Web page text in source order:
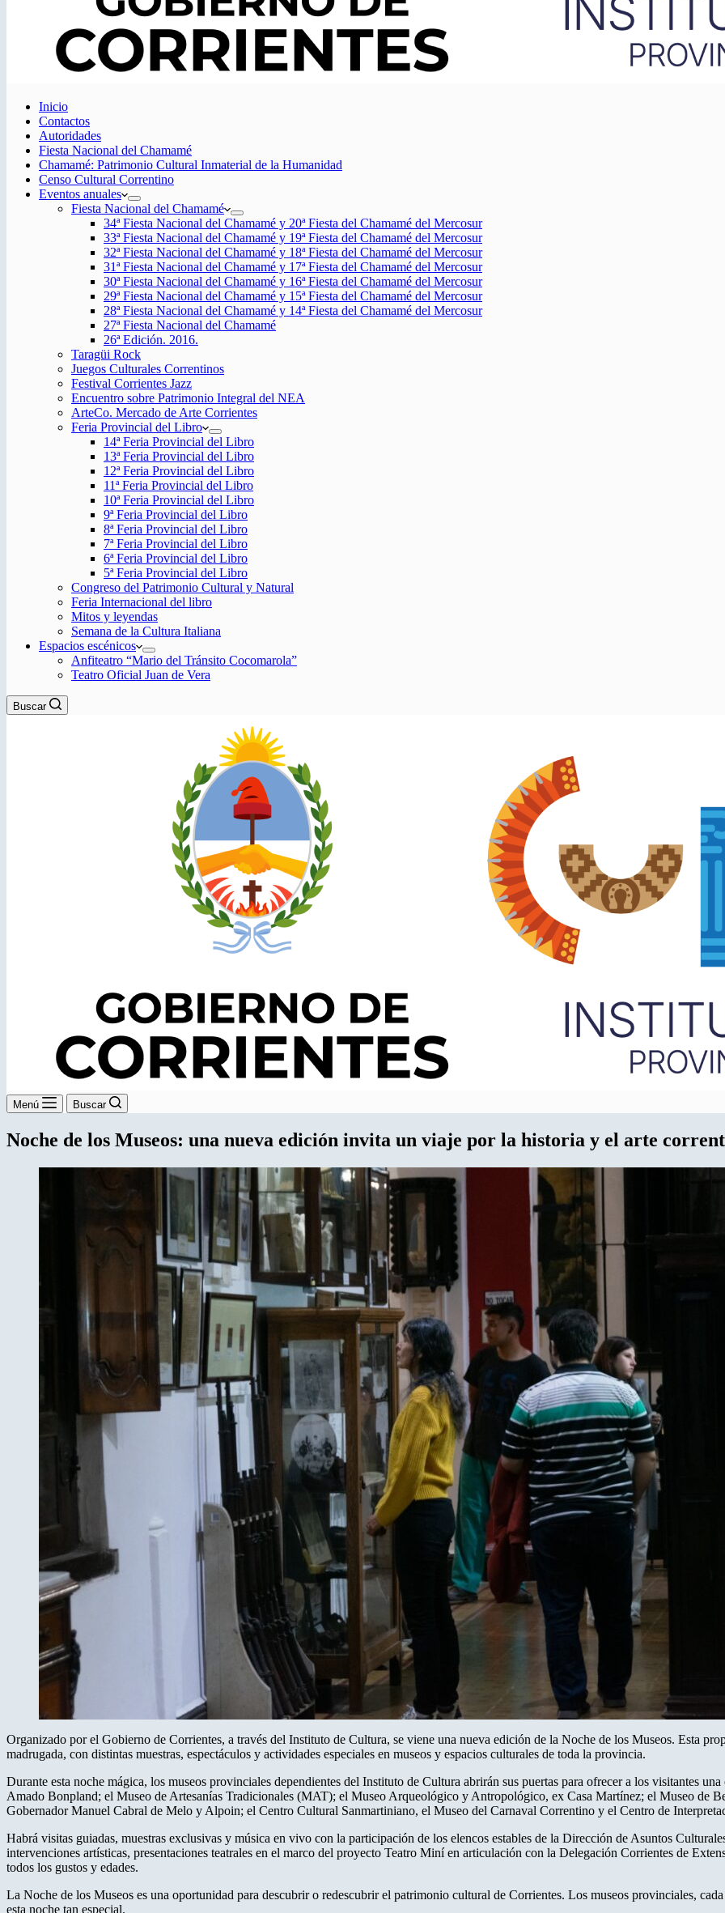
Inicio
Contactos
Autoridades
Fiesta Nacional del Chamamé
Chamamé: Patrimonio Cultural Inmaterial de la Humanidad
Censo Cultural Correntino
Eventos anuales
Fiesta Nacional del Chamamé
34ª Fiesta Nacional del Chamamé y 20ª Fiesta del Chamamé del Mercosur
33ª Fiesta Nacional del Chamamé y 19ª Fiesta del Chamamé del Mercosur
32ª Fiesta Nacional del Chamamé y 18ª Fiesta del Chamamé del Mercosur
31ª Fiesta Nacional del Chamamé y 17ª Fiesta del Chamamé del Mercosur
30ª Fiesta Nacional del Chamamé y 16ª Fiesta del Chamamé del Mercosur
29ª Fiesta Nacional del Chamamé y 15ª Fiesta del Chamamé del Mercosur
28ª Fiesta Nacional del Chamamé y 14ª Fiesta del Chamamé del Mercosur
27ª Fiesta Nacional del Chamamé
26ª Edición. 2016.
Taragüi Rock
Juegos Culturales Correntinos
Festival Corrientes Jazz
Encuentro sobre Patrimonio Integral del NEA
ArteCo. Mercado de Arte Corrientes
Feria Provincial del Libro
14ª Feria Provincial del Libro
13ª Feria Provincial del Libro
12ª Feria Provincial del Libro
11ª Feria Provincial del Libro
10ª Feria Provincial del Libro
9ª Feria Provincial del Libro
8ª Feria Provincial del Libro
7ª Feria Provincial del Libro
6ª Feria Provincial del Libro
5ª Feria Provincial del Libro
Congreso del Patrimonio Cultural y Natural
Feria Internacional del libro
Mitos y leyendas
Semana de la Cultura Italiana
Espacios escénicos
Anfiteatro “Mario del Tránsito Cocomarola”
Teatro Oficial Juan de Vera
Buscar
Menú Buscar
Noche de los Museos: una nueva edición invita un viaje por la historia y el arte
Organizado por el Gobierno de Corrientes, a través del Instituto de Cultura, se viene una nueva edición de la Noche de los Museos. Esta
madrugada, con distintas muestras, espectáculos y actividades especiales en museos y espacios culturales de toda la provincia.
Durante esta noche mágica, los museos provinciales dependientes del Instituto de Cultura abrirán sus puertas para ofrecer a los visitantes
Amado Bonpland; el Museo de Artesanías Tradicionales (MAT); el Museo Arqueológico y Antropológico, ex Casa Martínez; el Museo de
Gobernador Manuel Cabral de Melo y Alpoin; el Centro Cultural Sanmartiniano, el Museo del Carnaval Correntino y el Centro de
Habrá visitas guiadas, muestras exclusivas y música en vivo con la participación de los elencos estables de la Dirección de Asuntos
intervenciones artísticas, presentaciones teatrales en el marco del proyecto Teatro Miní en articulación con la Delegación Corrientes de
todos los gustos y edades.
La Noche de los Museos es una oportunidad para descubrir o redescubrir el patrimonio cultural de Corrientes. Los museos provinciales,
esta noche tan especial.